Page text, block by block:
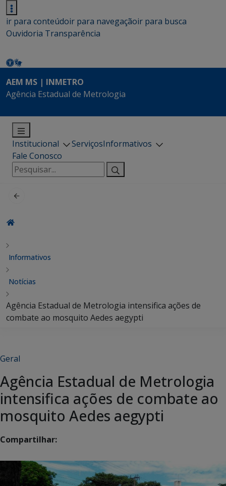
ir para conteúdoir para navegaçãoir para busca
Ouvidoria Transparência
AEM MS | INMETRO
Agência Estadual de Metrologia
Institucional ServiçosInformativos
Fale Conosco
Pesquisar
por:
Informativos
Notícias
Agência Estadual de Metrologia intensifica ações de
combate ao mosquito Aedes aegypti
Geral
Agência Estadual de Metrologia
intensifica ações de combate ao
mosquito Aedes aegypti
Compartilhar: